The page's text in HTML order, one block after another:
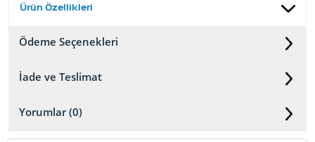
Ürün Özellikleri
Ödeme Seçenekleri
İade ve Teslimat
Yorumlar (0)